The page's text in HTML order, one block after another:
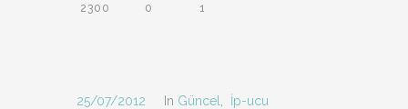
2300 0 1
25/07/2012 In Güncel
İp-ucu